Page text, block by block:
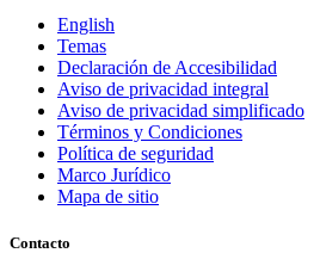
English
Temas
Declaración de Accesibilidad
Aviso de privacidad integral
Aviso de privacidad simplificado
Términos y Condiciones
Política de seguridad
Marco Jurídico
Mapa de sitio
Contacto